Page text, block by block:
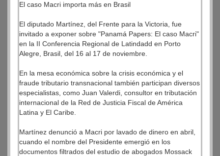
El caso Macri importa más en Brasil
El diputado Martínez, del Frente para la Victoria, fue
invitado a exponer sobre "Panamá Papers: El caso Macri"
en la II Conferencia Regional de Latindadd en Porto
Alegre, Brasil, del 16 al 17 de noviembre.
En la mesa económica sobre la crisis económica y el
fraude tributario transnacional también participan diversos
especialistas, como Juan Valerdi, consultor en tributación
internacional de la Red de Justicia Fiscal de América
Latina y El Caribe.
Martínez denunció a Macri por lavado de dinero en abril,
cuando el nombre del Presidente emergió en los
documentos filtrados del estudio de abogados Mossack